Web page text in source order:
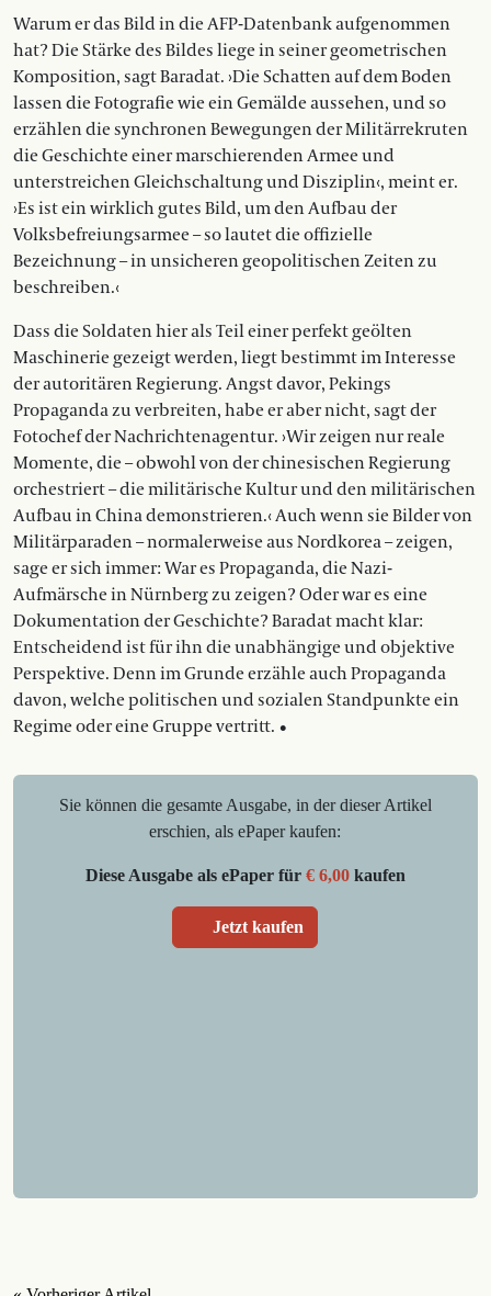
Warum er das Bild in die AFP-Datenbank aufgenommen
hat? Die Stärke des Bildes liege in seiner geometrischen
Komposition, sagt Baradat. ›Die Schatten auf dem Boden
lassen die Fotografie wie ein Gemälde aussehen, und so
erzählen die synchronen Bewegungen der Militär­rekruten
die Geschichte einer marschierenden Armee und
unterstreichen Gleichschaltung und Disziplin‹, meint er.
›Es ist ein wirklich gutes Bild, um den Aufbau der
Volksbefreiungsarmee – so lautet die offizielle
Bezeichnung – in unsicheren geopolitischen Zeiten zu
beschreiben.‹
Dass die Soldaten hier als Teil einer perfekt geölten
Maschinerie gezeigt werden, liegt bestimmt im Interesse
der autoritären Regierung. Angst davor, Pekings
Propaganda zu verbreiten, habe er aber nicht, sagt der
Fotochef der Nachrichtenagentur. ›Wir zeigen nur reale
Momente, die – obwohl von der chinesischen Regierung
orchestriert – die militärische Kultur und den militärischen
Aufbau in China demonstrieren.‹ Auch wenn sie Bilder von
Militär­paraden – normalerweise aus Nordkorea – zeigen,
sage er sich immer: War es Propaganda, die Nazi-
Aufmärsche in Nürnberg zu zeigen? Oder war es eine
Dokumentation der Geschichte? Baradat macht klar:
Entscheidend ist für ihn die unabhängige und objektive
Perspektive. Denn im Grunde erzähle auch Propaganda
davon, welche ­politischen und sozialen Standpunkte ein
Regime oder eine Gruppe vertritt. •
Sie können die gesamte Ausgabe, in der dieser Artikel
erschien, als ePaper kaufen:
Diese Ausgabe als ePaper für € 6,00kaufen
Jetzt kaufen